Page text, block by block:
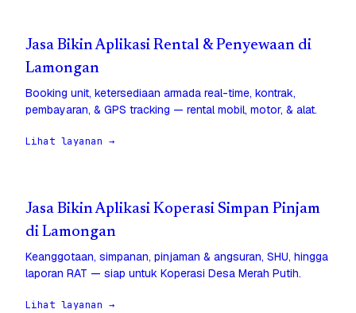
Jasa Bikin Aplikasi Rental & Penyewaan di
Lamongan
Booking unit, ketersediaan armada real-time, kontrak,
pembayaran, & GPS tracking — rental mobil, motor, & alat.
Lihat layanan →
Jasa Bikin Aplikasi Koperasi Simpan Pinjam
di Lamongan
Keanggotaan, simpanan, pinjaman & angsuran, SHU, hingga
laporan RAT — siap untuk Koperasi Desa Merah Putih.
Lihat layanan →